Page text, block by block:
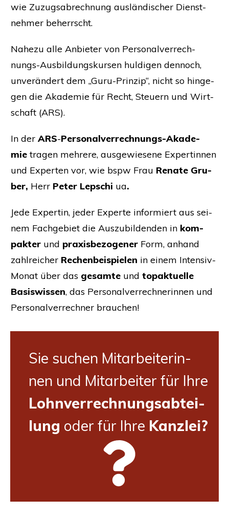
wie Zuzugs­ab­rech­nung aus­län­di­scher Dienst­
neh­mer beherrscht.
Nahe­zu alle Anbie­ter von Per­so­nal­ver­rech­
nungs-Aus­bil­dungs­kur­sen hul­di­gen den­noch,
unver­än­dert dem „Guru-Prin­zip“, nicht so hin­ge­
gen die Aka­de­mie für Recht, Steu­ern und Wirt­
schaft (ARS).
In der ARS-Per­so­nal­ver­rech­nungs-Aka­de­
mietra­gen meh­re­re, aus­ge­wie­se­ne Exper­tin­nen
und Exper­ten vor, wie bspw Frau Rena­te Gru­
ber, Herr Peter Leps­chi ua.
Jede Exper­tin, jeder Exper­te infor­miert aus sei­
nem Fach­ge­biet die Aus­zu­bil­den­den in kom­
pak­ter und pra­xis­be­zo­ge­ner Form, anhand
zahl­rei­cher Rechen­bei­spie­len in einem Inten­siv-
Monat über das gesam­te und top­ak­tu­el­le
Basis­wis­sen, das Per­so­nal­ver­rech­ne­rin­nen und
Per­so­nal­ver­rech­ner brauchen!
Sie suchen Mit­ar­bei­te­rin­
nen und Mit­ar­bei­ter für Ihre
Lohn­ver­rech­nungs­ab­tei­
lung oder für Ihre Kanz­lei?